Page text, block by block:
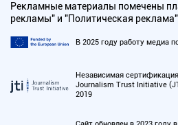
Рекламные материалы помечены
рекламы" и "Политическая
В 2025 году работу медиа
Независимая
Journalism Trust Initiative
2019